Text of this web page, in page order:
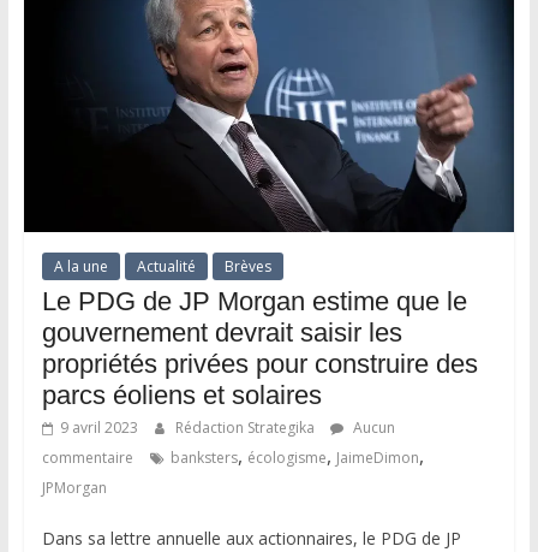
A la une Actualité Brèves
Le PDG de JP Morgan estime que le
gouvernement devrait saisir les
propriétés privées pour construire des
parcs éoliens et solaires
9 avril 2023 Rédaction Strategika
Aucun
commentaire
banksters, écologisme, JaimeDimon,
JPMorgan
Dans sa lettre annuelle aux actionnaires, le PDG de JP